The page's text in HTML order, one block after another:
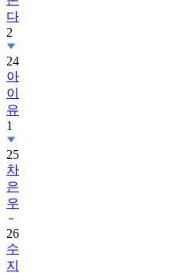
다
2
24
아
이
유
1
25
차
은
우
26
수
지